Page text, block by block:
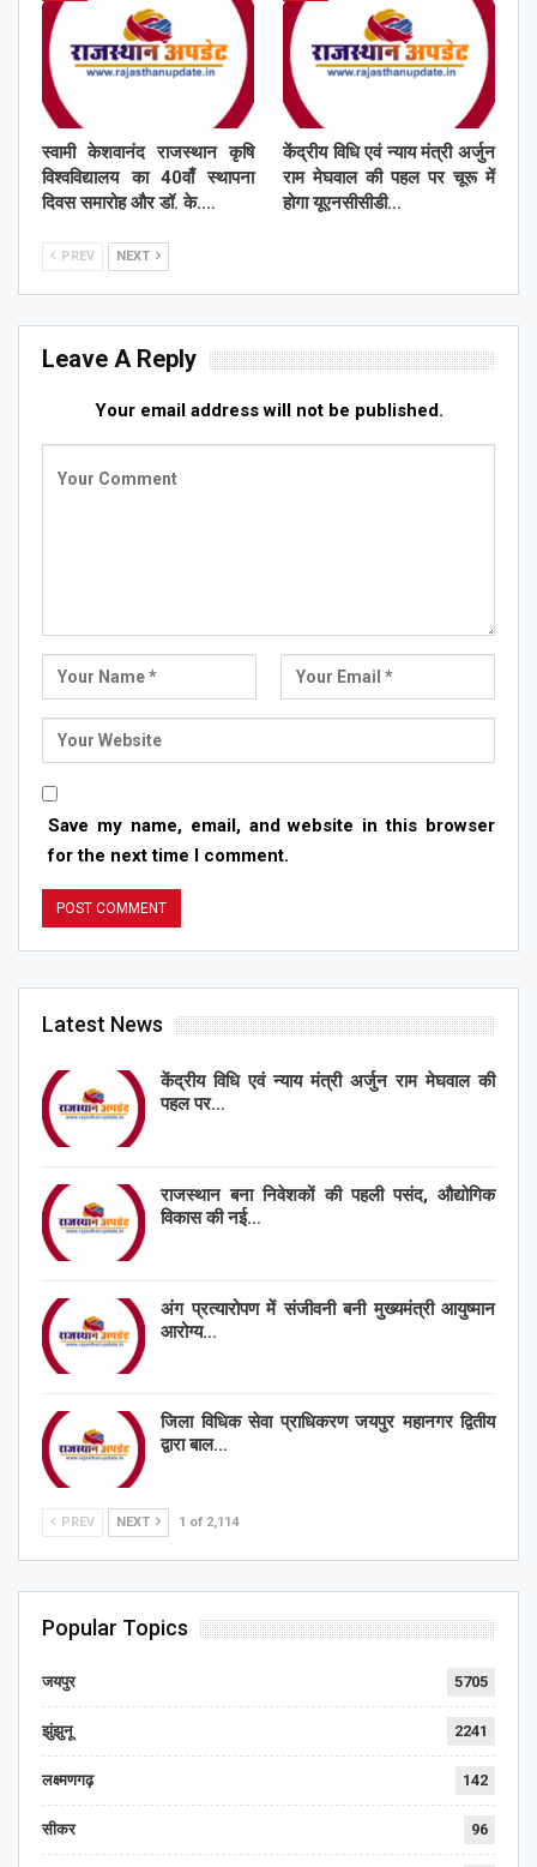
स्वामी केशवानंद राजस्थान कृषि
विश्वविद्यालय का 40वाँ स्थापना
दिवस समारोह और डॉ. के.…
केंद्रीय विधि एवं न्याय मंत्री अर्जुन
राम मेघवाल की पहल पर चूरू में
होगा यूएनसीसीडी…
PREV NEXT
Leave A Reply
Your email address will not be published.
Save my name, email, and website in this browser
for the next time I comment.
Latest News
केंद्रीय विधि एवं न्याय मंत्री अर्जुन राम मेघवाल की
पहल पर…
राजस्थान बना निवेशकों की पहली पसंद, औद्योगिक
विकास की नई…
अंग प्रत्यारोपण में संजीवनी बनी मुख्यमंत्री आयुष्मान
आरोग्य…
जिला विधिक सेवा प्राधिकरण जयपुर महानगर द्वितीय
द्वारा बाल…
PREV NEXT 1 of 2,114
Popular Topics
जयपुर 5705
झुंझुनू 2241
लक्ष्मणगढ़ 142
सीकर 96